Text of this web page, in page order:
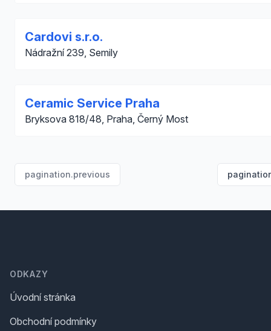
Cardovi s.r.o.
Nádražní 239, Semily
Ceramic Service Praha
Bryksova 818/48, Praha, Černý Most
pagination.previous
ODKAZY
Úvodní stránka
Obchodní podmínky